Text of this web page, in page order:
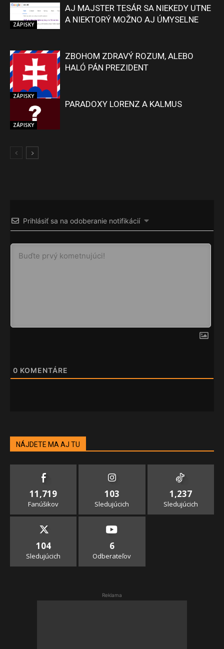
ZÁPISKY
AJ MAJSTER TESÁR SA NIEKEDY UTNE
A NIEKTORÝ MOŽNO AJ ÚMYSELNE
ZÁPISKY
ZBOHOM ZDRAVÝ ROZUM, ALEBO
HALÓ PÁN PREZIDENT
ZÁPISKY
PARADOXY LORENZ A KALMUS
Prihlásiť sa na odoberanie notifikácií
0 KOMENTÁRE
NÁJDETE MA AJ TU
11,719
Fanúšikov
103
Sledujúcich
1,237
Sledujúcich
104
Sledujúcich
6
Odberateľov
Reklama